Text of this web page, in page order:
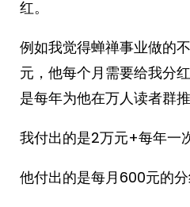
红。
例如我觉得蝉禅事业做的
元，他每个月需要给我分
是每年为他在万人读者群推
我付出的是2万元+每年一
他付出的是每月600元的分